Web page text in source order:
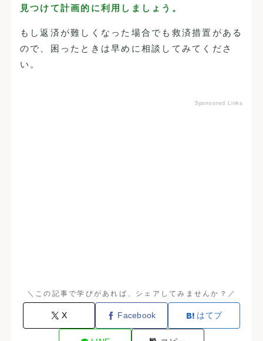
見つけて計画的に利用しましょう。
もし返済が難しくなった場合でも救済措置がある
ので、困ったときは早めに相談してみてくださ
い。
Sponsored Links
＼この記事で学びがあれば、シェアしてみませんか？／
X Facebook はてブ